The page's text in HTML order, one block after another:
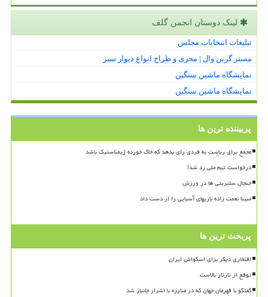
لینک دوستان انجمن گلف
تبلیغات انتخابات مجلس
مستر گرین وال | مجری و طراح انواع دیوار سبز
نمایشگاه ماشین سنگین
نمایشگاه ماشین سنگین
پربیننده ترین ها
مجمع برای ریاست به فردی رای بدهد که خاک خورده ژیمناستیک باشد
درخواست تیم ملی رد شد!
جنجال سلبریتی ها در ورزش
مبینا نعمت زاده بازیهای آسیایی را از دست داد
پربحث ترین ها
افتخاری دیگر برای اسکواش ایران
توقع از تارتار بالاست
گفتگو با قهرمان جهان که در مبارزه با اشرار جانباز شد